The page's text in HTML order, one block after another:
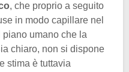
, che proprio a seguito
in modo capillare nel
umano che la
chiaro, non si dispone
stima è tuttavia